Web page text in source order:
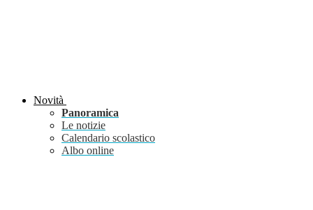
Novità
Panoramica
Le notizie
Calendario scolastico
Albo online